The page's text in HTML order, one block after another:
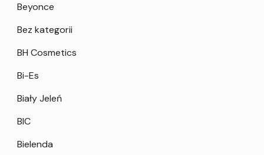
Beyonce
Bez kategorii
BH Cosmetics
Bi-Es
Biały Jeleń
BIC
Bielenda